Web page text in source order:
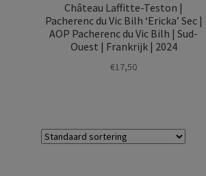
Château Laffitte-Teston |
Pacherenc du Vic Bilh ‘Ericka’ Sec |
AOP Pacherenc du Vic Bilh | Sud-
Ouest | Frankrijk | 2024
€17,50